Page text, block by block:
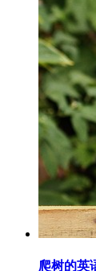
爬树的英